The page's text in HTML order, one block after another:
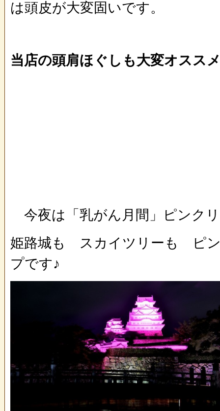
は頭皮が大変固いです。
当店の頭肩ほぐしも大変オスス
今夜は「乳がん月間」ピンク
姫路城も スカイツリーも ピ
プです♪